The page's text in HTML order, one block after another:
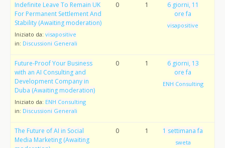
Indefinite Leave To Remain UK
For Permanent Settlement And
Stability (Awaiting moderation)
Iniziato da: visapositive
in: Discussioni Generali
0 1
6 giorni, 11
ore fa
visapositive
Future-Proof Your Business
with an AI Consulting and
Development Company in
Duba (Awaiting moderation)
Iniziato da: ENH Consulting
in: Discussioni Generali
0 1
6 giorni, 13
ore fa
ENH Consulting
The Future of AI in Social
Media Marketing (Awaiting
0 1 1 settimana fa
sweta